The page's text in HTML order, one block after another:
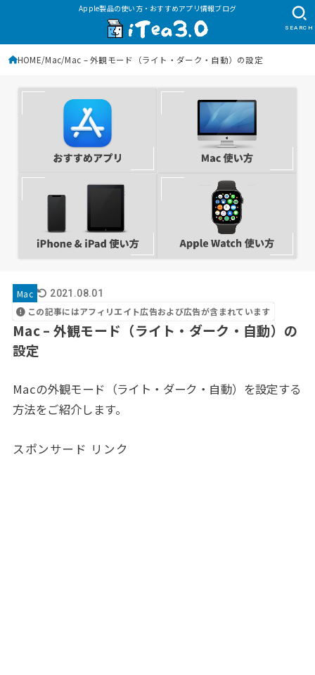
Apple製品の使い方・おすすめアプリ情報ブログ
SEARCH
HOME Mac Mac – 外観モード（ライト・ダーク・自動）の設定
Mac 2021.08.01
この記事にはアフィリエイト広告および広告が含まれています
Mac – 外観モード（ライト・ダーク・自動）の
設定
Macの外観モード（ライト・ダーク・自動）を設定する
方法をご紹介します。
スポンサード リンク